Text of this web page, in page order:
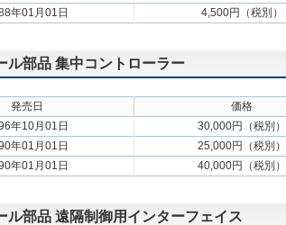
年01月01日 4,500円（税別）
ル部品 集中コントローラー
発売日
価格
年10月01日
30,000円（税別）
年01月01日
25,000円（税別）
年01月01日 40,000円（税別）
部品 遠隔制御用インターフェイス